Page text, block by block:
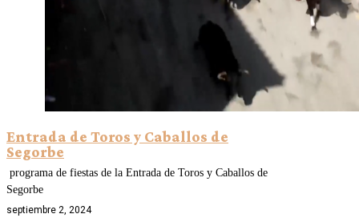
Entrada de Toros y Caballos de
Segorbe
programa de fiestas de la Entrada de Toros y Caballos de
Segorbe
septiembre 2, 2024